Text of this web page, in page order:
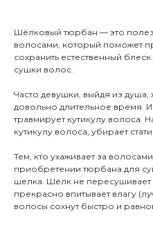
Шёлковый тюрбан — это
волосами, который поможет
сохранить естественный
сушки волос.
Часто девушки, выйдя из
довольно длительное время.
травмирует кутикулу волоса.
кутикулу волоса, убирает
Тем, кто ухаживает за
приобретении тюрбана для
шёлка. Шёлк не
прекрасно впитывает влагу
волосы сохнут быстро и